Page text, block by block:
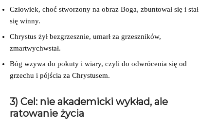
Człowiek, choć stworzony na obraz Boga, zbuntował się i stał
się winny.
Chrystus żył bezgrzesznie, umarł za grzeszników,
zmartwychwstał.
Bóg wzywa do pokuty i wiary, czyli do odwrócenia się od
grzechu i pójścia za Chrystusem.
3) Cel: nie akademicki wykład, ale
ratowanie życia